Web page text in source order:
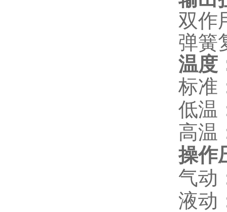
双作
弹簧
温度
标准
低温
高温
操作
气动
液动